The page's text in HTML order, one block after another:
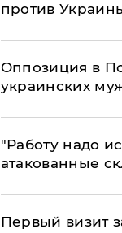
против
Оппозиция в
украинских
"Работу надо
атакованные
Первый визит